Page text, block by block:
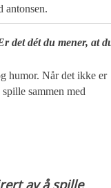
antonsen.
det dét du mener, at
humor. Når det ikke er
sammen med
av å spille